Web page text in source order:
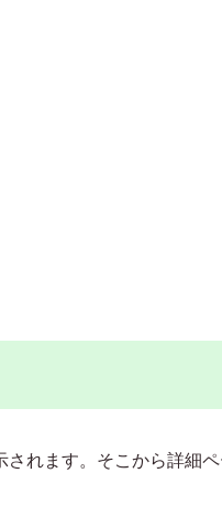
れます。そこから詳細